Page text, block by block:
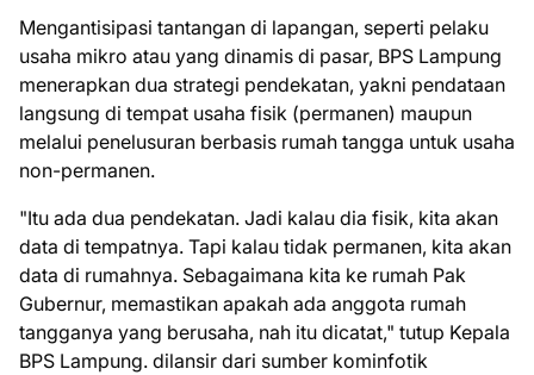
Mengantisipasi tantangan di lapangan, seperti pelaku
usaha mikro atau yang dinamis di pasar, BPS Lampung
menerapkan dua strategi pendekatan, yakni pendataan
langsung di tempat usaha fisik (permanen) maupun
melalui penelusuran berbasis rumah tangga untuk usaha
non-permanen.
"Itu ada dua pendekatan. Jadi kalau dia fisik, kita akan
data di tempatnya. Tapi kalau tidak permanen, kita akan
data di rumahnya. Sebagaimana kita ke rumah Pak
Gubernur, memastikan apakah ada anggota rumah
tangganya yang berusaha, nah itu dicatat," tutup Kepala
BPS Lampung. dilansir dari sumber kominfotik